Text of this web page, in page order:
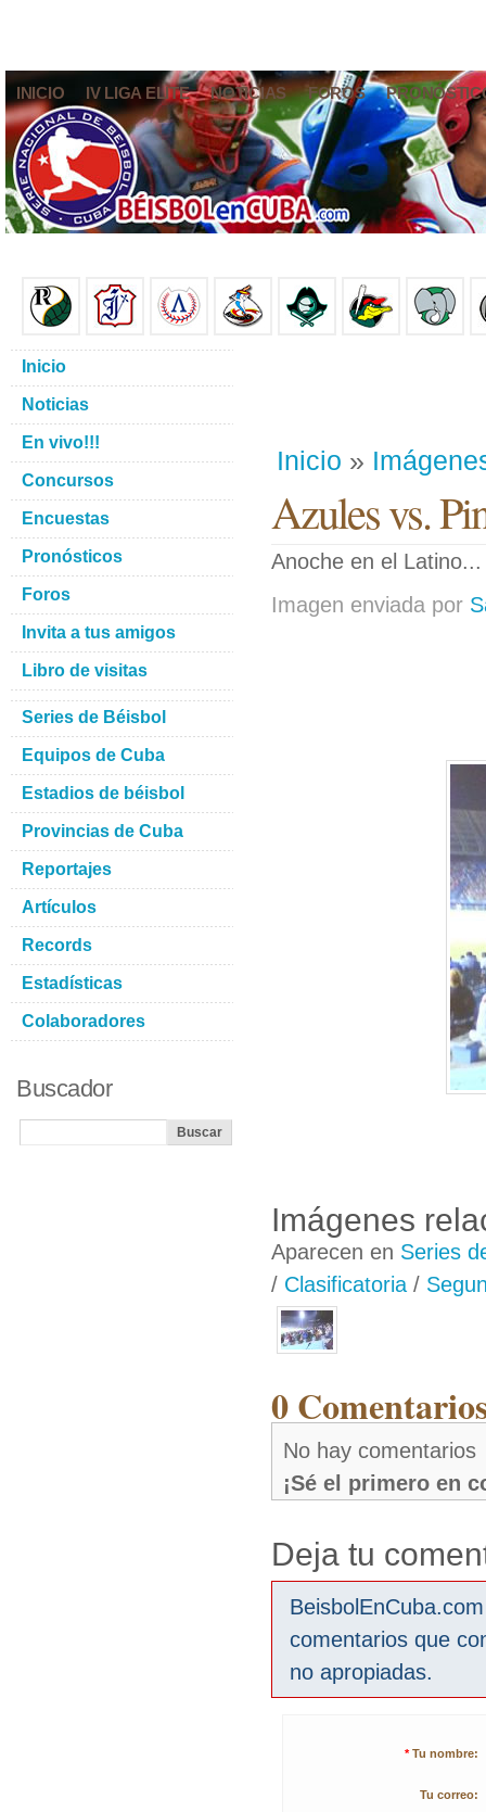
INICIO IV LIGA ELITE NOTICIAS FOROS
Inicio »
Azules vs.
Anoche en el Latino...
Imagen enviada por
Imágenes
Aparecen en Series
/ Clasificatoria /
0
No hay comentarios
¡Sé el primero en
Deja tu
comentarios que
no apropiadas.
* Tu nombre:
Tu correo:
Inicio
Noticias
En vivo!!!
Concursos
Encuestas
Pronósticos
Foros
Invita a tus amigos
Libro de visitas
Series de Béisbol
Equipos de Cuba
Estadios de béisbol
Provincias de Cuba
Reportajes
Artículos
Records
Estadísticas
Colaboradores
Buscador